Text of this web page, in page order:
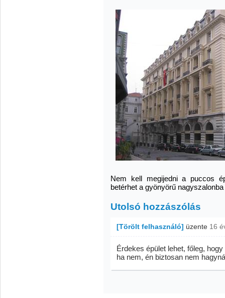
Nem kell megijedni a puccos
betérhet a gyönyörű
Utolsó hozzászólás
[Törölt felhasználó] üzente 16
Érdekes épület lehet, főleg,
ha nem, én biztosan nem